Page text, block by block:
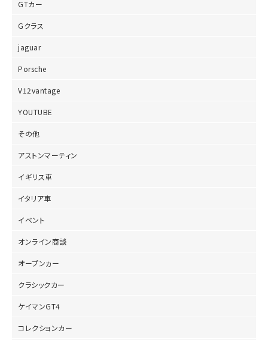
GTカー
Gクラス
jaguar
Porsche
V12vantage
YOUTUBE
その他
アストンマーティン
イギリス車
イタリア車
イベント
オンライン商談
オープンヵー
クラシックカー
ケイマンGT4
コレクションカー